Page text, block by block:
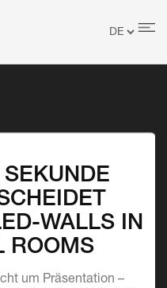
WALLS IN
ROOMS
um Präsentation –